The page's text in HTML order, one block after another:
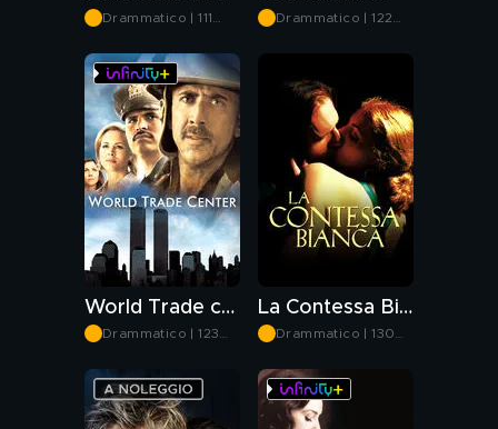
Drammatico | 111
Drammatico | 122
World Trade center
Drammatico | 123
La Contessa Bianca
Drammatico | 130